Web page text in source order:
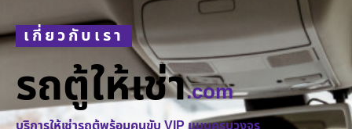
เกี่ยวกับเรา
รถตู้ให้เช่า.com